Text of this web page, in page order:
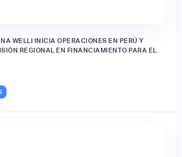
WELLI INICIA OPERACIONES EN PERÚ Y
REGIONAL EN FINANCIAMIENTO PARA EL